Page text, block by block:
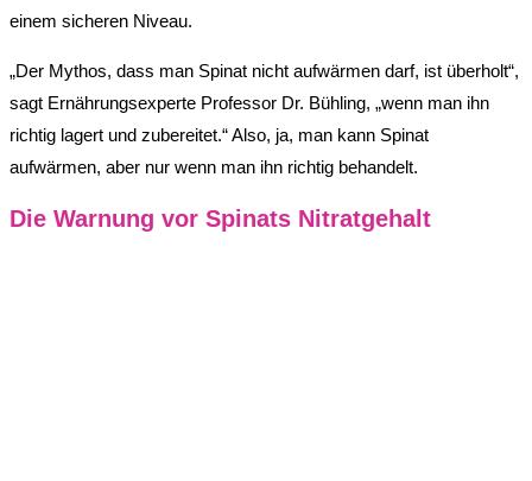
einem sicheren Niveau.
„Der Mythos, dass man Spinat nicht aufwärmen darf, ist überholt“,
sagt Ernährungsexperte Professor Dr. Bühling, „wenn man ihn
richtig lagert und zubereitet.“ Also, ja, man kann Spinat
aufwärmen, aber nur wenn man ihn richtig behandelt.
Die Warnung vor Spinats Nitratgehalt